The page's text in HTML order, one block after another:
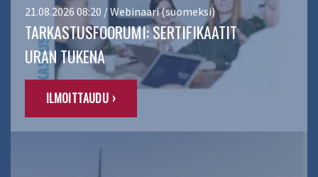
21.08.2026 08:20 / Webinaari (suomeksi)
TARKASTUSFOORUMI: SERTIFIKAATIT
URAN TUKENA
ILMOITTAUDU ›